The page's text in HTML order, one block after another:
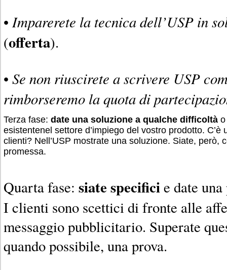
•Imparerete la tecnica dell’USP in
(offerta).
• Se non riuscirete a scrivere USP
rimborseremo la quota di
Terza fase: date una soluzione a qualche difficoltà o
esistentenel settore d’impiego del vostro prodotto.
clienti? Nell’USP mostrate una soluzione. Siate, però,
promessa.
Quarta fase: siate specificie date
I clienti sono scettici di fronte alle
messaggio pubblicitario. Superate
quando possibile, una prova.